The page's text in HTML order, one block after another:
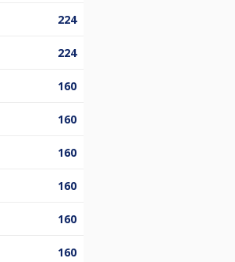
224
224
160
160
160
160
160
160